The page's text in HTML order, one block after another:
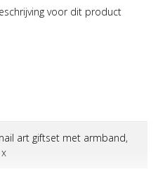
voor dit product
art giftset met armband,